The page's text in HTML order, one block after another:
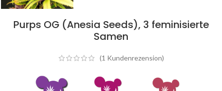
Purps OG (Anesia Seeds), 3 feminisierte
Samen
(1 Kundenrezension)